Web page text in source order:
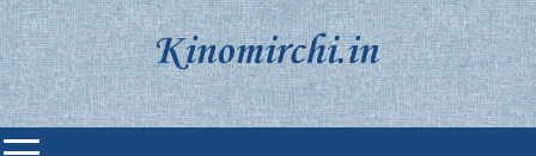
Skip
to
content
Индийские фильмы смотреть